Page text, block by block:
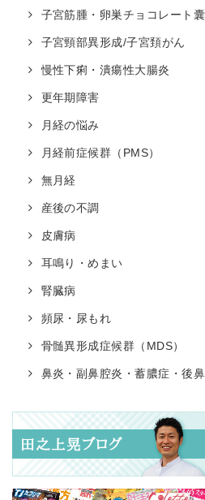
子宮筋腫・卵巣チョコレート
子宮頸部異形成/子宮頚がん
慢性下痢・潰瘍性大腸炎
更年期障害
月経の悩み
月経前症候群（PMS）
無月経
産後の不調
皮膚病
耳鳴り・めまい
腎臓病
頻尿・尿もれ
骨髄異形成症候群（MDS）
鼻炎・副鼻腔炎・蓄膿症・後